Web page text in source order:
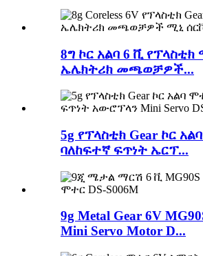
8ግ ኮር አልባ 6 ቪ
ኤሌክትሪክ መጫወቻዎች...
5g የፕላስቲክ Gear ኮር
ባለከፍተኛ ፍጥነት ኤርፕ...
9g Metal Gear 6V
Mini Servo Motor D...